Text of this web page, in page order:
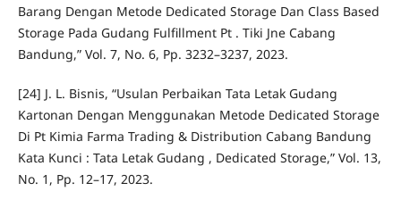
Barang Dengan Metode Dedicated Storage Dan Class Based
Storage Pada Gudang Fulfillment Pt . Tiki Jne Cabang
Bandung,” Vol. 7, No. 6, Pp. 3232–3237, 2023.
[24] J. L. Bisnis, “Usulan Perbaikan Tata Letak Gudang
Kartonan Dengan Menggunakan Metode Dedicated Storage
Di Pt Kimia Farma Trading & Distribution Cabang Bandung
Kata Kunci : Tata Letak Gudang , Dedicated Storage,” Vol. 13,
No. 1, Pp. 12–17, 2023.